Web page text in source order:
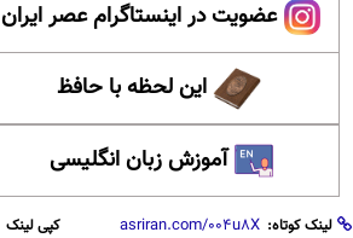
عضویت در اینستاگرام عصر ایران
این لحظه با حافظ
آموزش زبان انگلیسی
لینک کوتاه: کپی لینک